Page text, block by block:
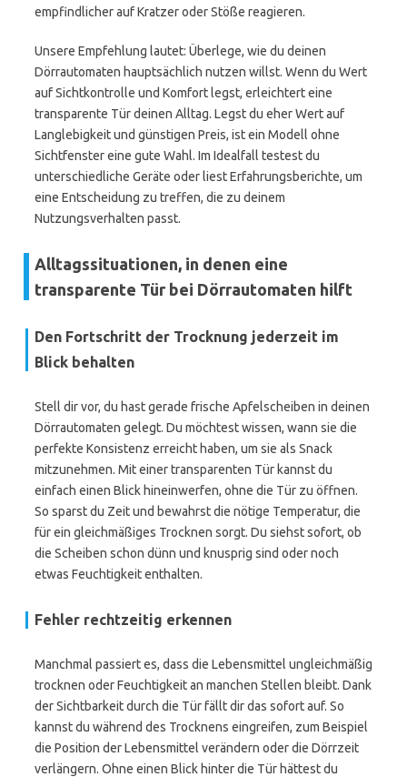
empfindlicher auf Kratzer oder Stöße reagieren.
Unsere Empfehlung lautet: Überlege, wie du deinen
Dörrautomaten hauptsächlich nutzen willst. Wenn du Wert
auf Sichtkontrolle und Komfort legst, erleichtert eine
transparente Tür deinen Alltag. Legst du eher Wert auf
Langlebigkeit und günstigen Preis, ist ein Modell ohne
Sichtfenster eine gute Wahl. Im Idealfall testest du
unterschiedliche Geräte oder liest Erfahrungsberichte, um
eine Entscheidung zu treffen, die zu deinem
Nutzungsverhalten passt.
Alltagssituationen, in denen eine
transparente Tür bei Dörrautomaten hilft
Den Fortschritt der Trocknung jederzeit im
Blick behalten
Stell dir vor, du hast gerade frische Apfelscheiben in deinen
Dörrautomaten gelegt. Du möchtest wissen, wann sie die
perfekte Konsistenz erreicht haben, um sie als Snack
mitzunehmen. Mit einer transparenten Tür kannst du
einfach einen Blick hineinwerfen, ohne die Tür zu öffnen.
So sparst du Zeit und bewahrst die nötige Temperatur, die
für ein gleichmäßiges Trocknen sorgt. Du siehst sofort, ob
die Scheiben schon dünn und knusprig sind oder noch
etwas Feuchtigkeit enthalten.
Fehler rechtzeitig erkennen
Manchmal passiert es, dass die Lebensmittel ungleichmäßig
trocknen oder Feuchtigkeit an manchen Stellen bleibt. Dank
der Sichtbarkeit durch die Tür fällt dir das sofort auf. So
kannst du während des Trocknens eingreifen, zum Beispiel
die Position der Lebensmittel verändern oder die Dörrzeit
verlängern. Ohne einen Blick hinter die Tür hättest du